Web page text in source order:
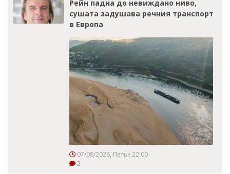
Рейн падна до невиждано ниво,
сушата задушава речния транспорт
в Европа
07/08/2026, Петък 22:00
2